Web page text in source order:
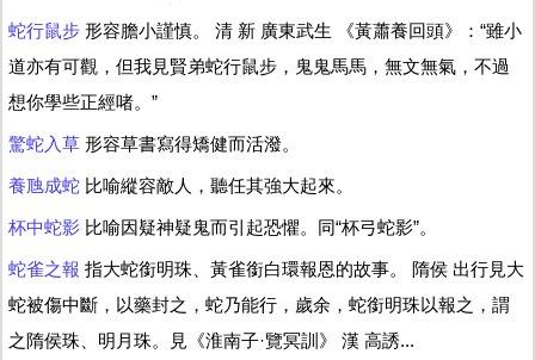
蛇行鼠步 形容膽小謹慎。 清 新 廣東武生 《黃蕭養回頭》：“雖小
道亦有可觀，但我見賢弟蛇行鼠步，鬼鬼馬馬，無文無氣，不過
想你學些正經啫。”
驚蛇入草 形容草書寫得矯健而活潑。
養虺成蛇 比喻縱容敵人，聽任其強大起來。
杯中蛇影 比喻因疑神疑鬼而引起恐懼。同“杯弓蛇影”。
蛇雀之報 指大蛇銜明珠、黃雀銜白環報恩的故事。 隋侯 出行見大
蛇被傷中斷，以藥封之，蛇乃能行，歲余，蛇銜明珠以報之，謂
之隋侯珠、明月珠。見《淮南子·覽冥訓》 漢 高誘...